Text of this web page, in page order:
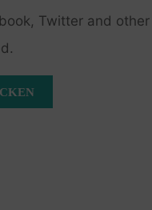
Twitter and